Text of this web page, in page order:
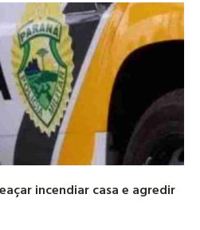
incendiar casa e agredir